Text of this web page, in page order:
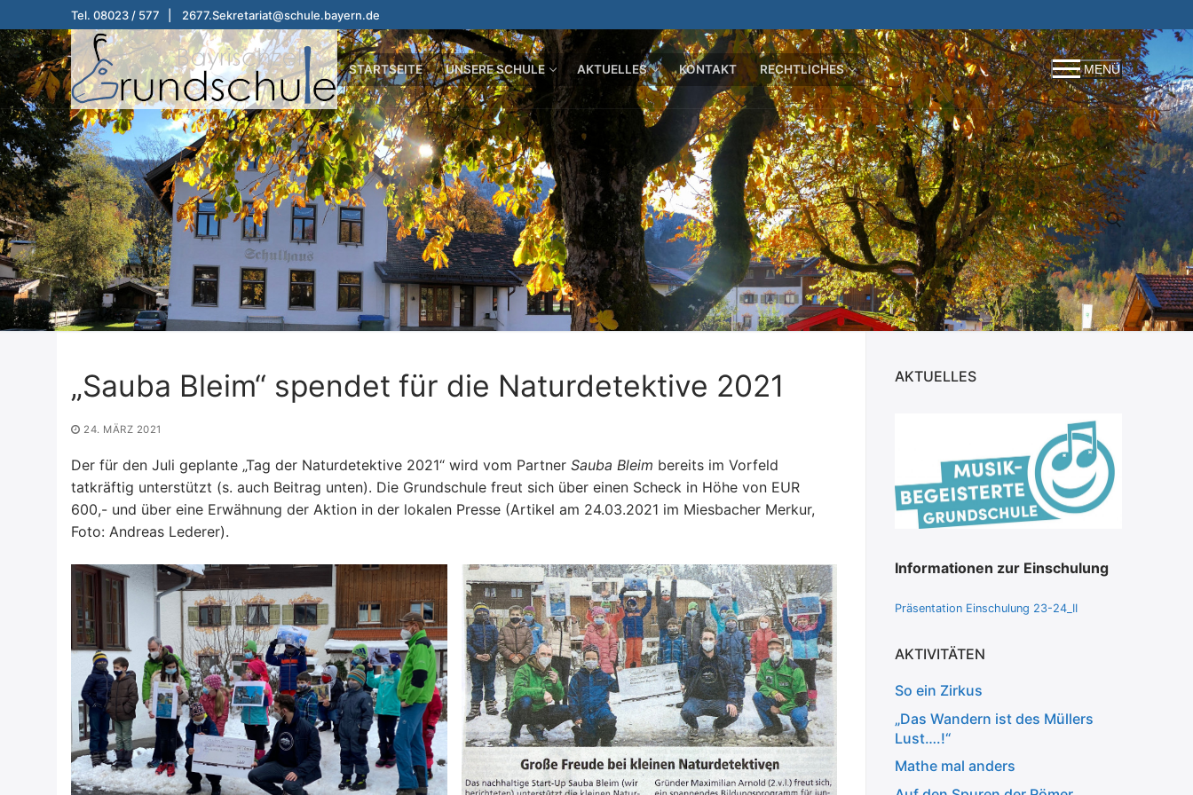
Inhalt
springen
Tel. 08023 / 577 | 2677.Sekretariat@schule.bayern.de
STARTSEITE UNSERE SCHULE AKTUELLES KONTAKT RECHTLICHES MENÜ
Suchen nach:
„Sauba Bleim“ spendet für die Naturdetektive 2021
24. MÄRZ 2021
Der für den Juli geplante „Tag der Naturdetektive 2021“ wird vom Partner Sauba Bleim bereits im Vorfeld
tatkräftig unterstützt (s. auch Beitrag unten). Die Grundschule freut sich über einen Scheck in Höhe von EUR
600,- und über eine Erwähnung der Aktion in der lokalen Presse (Artikel am 24.03.2021 im Miesbacher Merkur,
Foto: Andreas Lederer).
AKTUELLES
Informationen zur Einschulung
Präsentation Einschulung 23-24_II
AKTIVITÄTEN
So ein Zirkus
„Das Wandern ist des Müllers
Lust….!“
Mathe mal anders